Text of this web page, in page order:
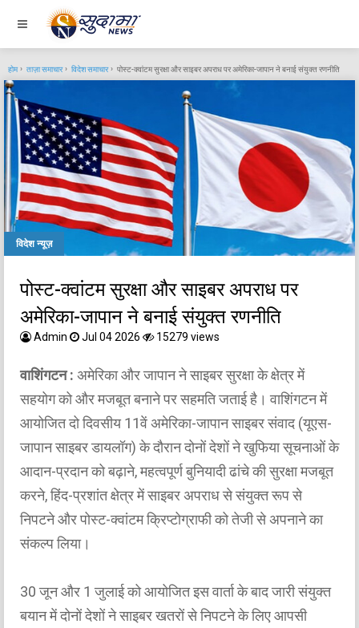
होम ताज़ा समाचार विदेश समाचार पोस्ट-क्वांटम सुरक्षा और साइबर अपराध पर अमेरिका-जापान ने बनाई संयुक्त रणनीति
विदेश न्यूज़
पोस्ट-क्वांटम सुरक्षा और साइबर अपराध पर
अमेरिका-जापान ने बनाई संयुक्त रणनीति
Admin Jul 04 2026 15279 views
वाशिंगटन : अमेरिका और जापान ने साइबर सुरक्षा के क्षेत्र में
सहयोग को और मजबूत बनाने पर सहमति जताई है। वाशिंगटन में
आयोजित दो दिवसीय 11वें अमेरिका-जापान साइबर संवाद (यूएस-
जापान साइबर डायलॉग) के दौरान दोनों देशों ने खुफिया सूचनाओं के
आदान-प्रदान को बढ़ाने, महत्वपूर्ण बुनियादी ढांचे की सुरक्षा मजबूत
करने, हिंद-प्रशांत क्षेत्र में साइबर अपराध से संयुक्त रूप से
निपटने और पोस्ट-क्वांटम क्रिप्टोग्राफी को तेजी से अपनाने का
संकल्प लिया।
30 जून और 1 जुलाई को आयोजित इस वार्ता के बाद जारी संयुक्त
बयान में दोनों देशों ने साइबर खतरों से निपटने के लिए आपसी